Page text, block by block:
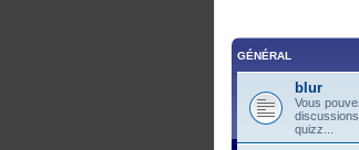
GÉNÉRAL
blur
Vous
quizz...